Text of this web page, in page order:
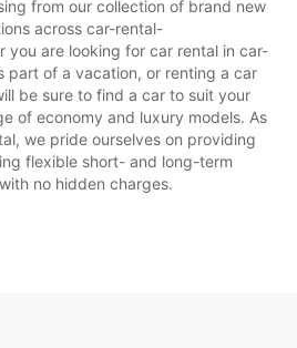
from our collection of brand new
across car-rental-
you are looking for car rental in car-
part of a vacation, or renting a car
be sure to find a car to suit your
of economy and luxury models. As
we pride ourselves on providing
flexible short- and long-term
no hidden charges.